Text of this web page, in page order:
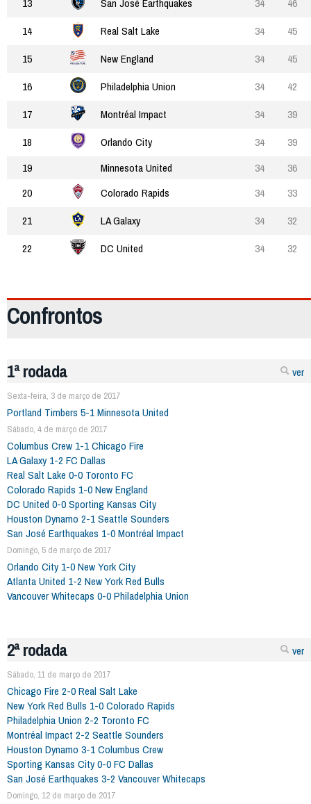
14
Real Salt Lake 34
45
15
New England 34
45
16
Philadelphia Union 34
42
17
Montréal Impact 34
39
18
Orlando City 34
39
19
Minnesota United 34
36
20
Colorado Rapids 34
33
21
LA Galaxy 34
32
22
DC United 34 32
Confrontos
ver
1ª rodada
Sexta-feira, 3 de março de 2017
Portland Timbers 5-1 Minnesota United
Sábado, 4 de março de 2017
Columbus Crew 1-1 Chicago Fire
LA Galaxy 1-2 FC Dallas
Real Salt Lake 0-0 Toronto FC
Colorado Rapids 1-0 New England
DC United 0-0 Sporting Kansas City
Houston Dynamo 2-1 Seattle Sounders
San José Earthquakes 1-0 Montréal Impact
Domingo, 5 de março de 2017
Orlando City 1-0 New York City
Atlanta United 1-2 New York Red Bulls
Vancouver Whitecaps 0-0 Philadelphia Union
ver
2ª rodada
Sábado, 11 de março de 2017
Chicago Fire 2-0 Real Salt Lake
New York Red Bulls 1-0 Colorado Rapids
Philadelphia Union 2-2 Toronto FC
Montréal Impact 2-2 Seattle Sounders
Houston Dynamo 3-1 Columbus Crew
Sporting Kansas City 0-0 FC Dallas
San José Earthquakes 3-2 Vancouver Whitecaps
Domingo, 12 de março de 2017